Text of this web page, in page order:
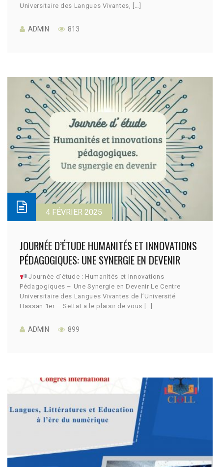
Universitaire des Langues Vivantes, […]
ADMIN 813
4 FÉVRIER 2025
JOURNÉE D’ÉTUDE HUMANITÉS ET INNOVATIONS
PÉDAGOGIQUES: UNE SYNERGIE EN DEVENIR
Journée d’étude : Humanités et Innovations
Pédagogiques – Une Synergie en Devenir Le Centre
Universitaire des Langues Vivantes de l’Université
Hassan 1er – Settat a le plaisir de vous […]
ADMIN 899